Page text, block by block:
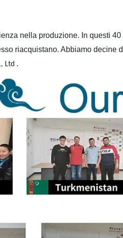
nella produzione. In questi
riacquistano. Abbiamo
Ltd .